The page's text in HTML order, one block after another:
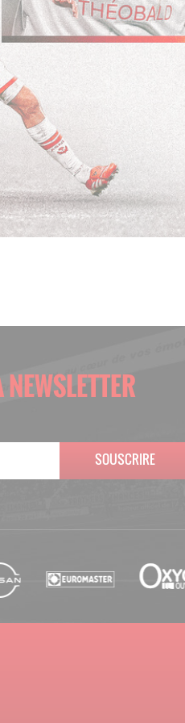
NEWSLETTER
SOUSCRIRE